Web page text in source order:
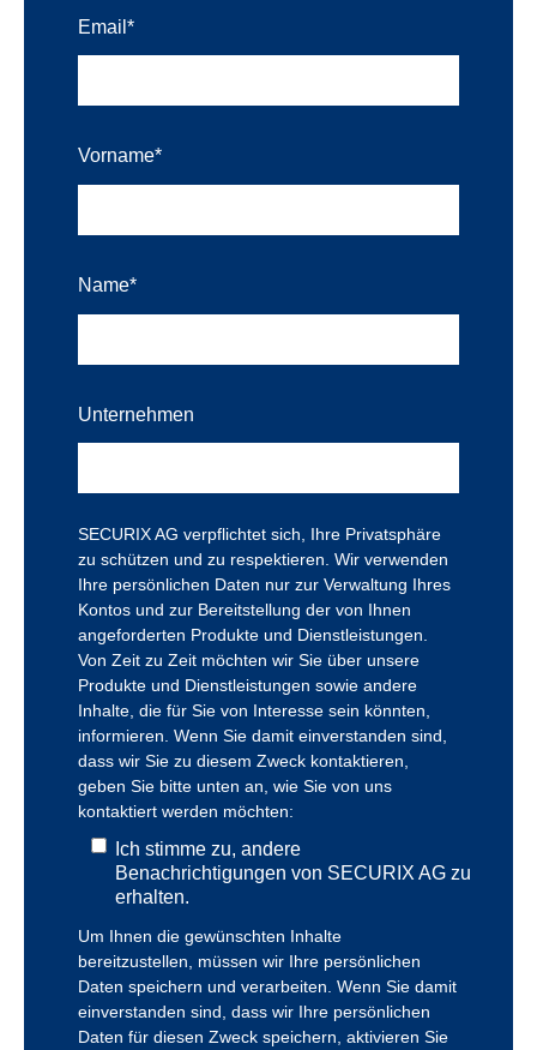
Email *
Vorname*
Name*
Unternehmen
SECURIX AG verpflichtet sich, Ihre Privatsphäre
zu schützen und zu respektieren. Wir verwenden
Ihre persönlichen Daten nur zur Verwaltung Ihres
Kontos und zur Bereitstellung der von Ihnen
angeforderten Produkte und Dienstleistungen.
Von Zeit zu Zeit möchten wir Sie über unsere
Produkte und Dienstleistungen sowie andere
Inhalte, die für Sie von Interesse sein könnten,
informieren. Wenn Sie damit einverstanden sind,
dass wir Sie zu diesem Zweck kontaktieren,
geben Sie bitte unten an, wie Sie von uns
kontaktiert werden möchten:
Ich stimme zu, andere
Benachrichtigungen von SECURIX AG zu
erhalten.
Um Ihnen die gewünschten Inhalte
bereitzustellen, müssen wir Ihre persönlichen
Daten speichern und verarbeiten. Wenn Sie damit
einverstanden sind, dass wir Ihre persönlichen
Daten für diesen Zweck speichern, aktivieren Sie